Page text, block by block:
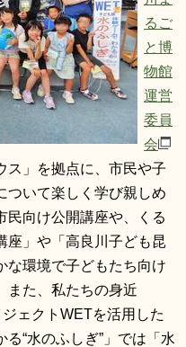
るご
と博
物館
運営
委員
会
ス」を拠点に、市民や子
ついて楽しく学び親しめ
民向け公開講座や、くる
座」や「高良川子ども昆
な環境で子どもたち向け
また、私たちの身近
ェクトWETを活用した
“水のふしぎ”」では「水